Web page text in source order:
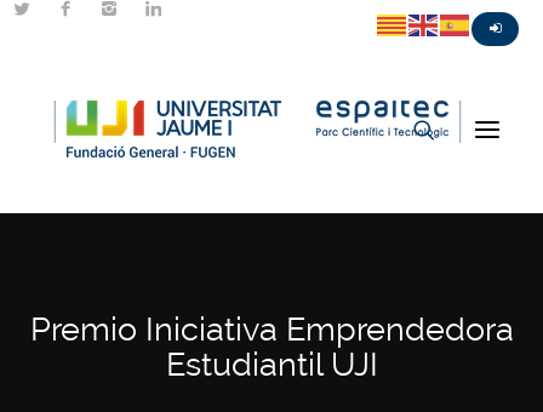
Premio Iniciativa Emprendedora
Estudiantil UJI